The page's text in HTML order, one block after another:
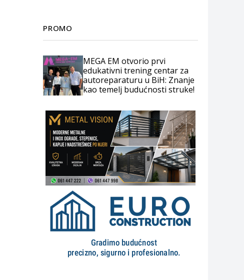
PROMO
MEGA EM otvorio prvi
edukativni trening centar za
autoreparaturu u BiH: Znanje
kao temelj budućnosti struke!